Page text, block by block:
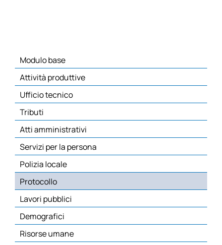
Modulo base
Attività produttive
Ufficio tecnico
Tributi
Atti amministrativi
Servizi per la persona
Polizia locale
Protocollo
Lavori pubblici
Demografici
Risorse umane